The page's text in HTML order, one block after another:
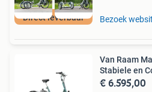
Direct leverbaar Bezoek
Van Raam
Stabiele en
€ 6.595,00